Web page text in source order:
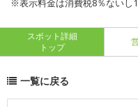
※表示料金は消費税8％ないし
スポット詳細
トップ
一覧に戻る